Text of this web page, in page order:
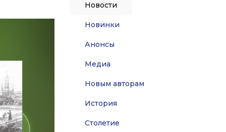
Новости
Новинки
Анонсы
Медиа
Новым авторам
История
Столетие